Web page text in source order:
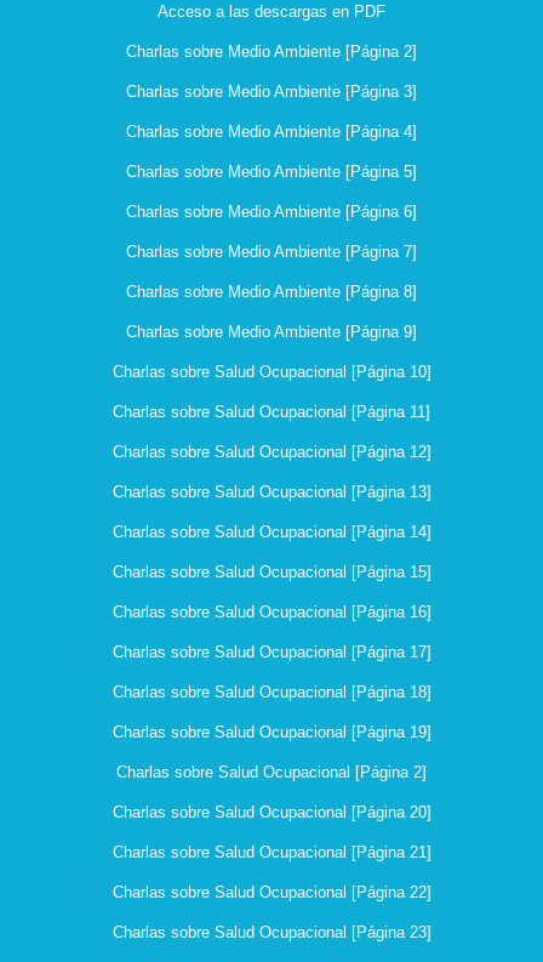
Acceso a las descargas en PDF
Charlas sobre Medio Ambiente [Página 2]
Charlas sobre Medio Ambiente [Página 3]
Charlas sobre Medio Ambiente [Página 4]
Charlas sobre Medio Ambiente [Página 5]
Charlas sobre Medio Ambiente [Página 6]
Charlas sobre Medio Ambiente [Página 7]
Charlas sobre Medio Ambiente [Página 8]
Charlas sobre Medio Ambiente [Página 9]
Charlas sobre Salud Ocupacional [Página 10]
Charlas sobre Salud Ocupacional [Página 11]
Charlas sobre Salud Ocupacional [Página 12]
Charlas sobre Salud Ocupacional [Página 13]
Charlas sobre Salud Ocupacional [Página 14]
Charlas sobre Salud Ocupacional [Página 15]
Charlas sobre Salud Ocupacional [Página 16]
Charlas sobre Salud Ocupacional [Página 17]
Charlas sobre Salud Ocupacional [Página 18]
Charlas sobre Salud Ocupacional [Página 19]
Charlas sobre Salud Ocupacional [Página 2]
Charlas sobre Salud Ocupacional [Página 20]
Charlas sobre Salud Ocupacional [Página 21]
Charlas sobre Salud Ocupacional [Página 22]
Charlas sobre Salud Ocupacional [Página 23]